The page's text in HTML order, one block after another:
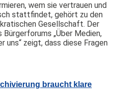
wem sie vertrauen und
stattfindet, gehört zu den
Gesellschaft. Der
„Über Medien,
uns“ zeigt, dass diese Fragen
braucht klare